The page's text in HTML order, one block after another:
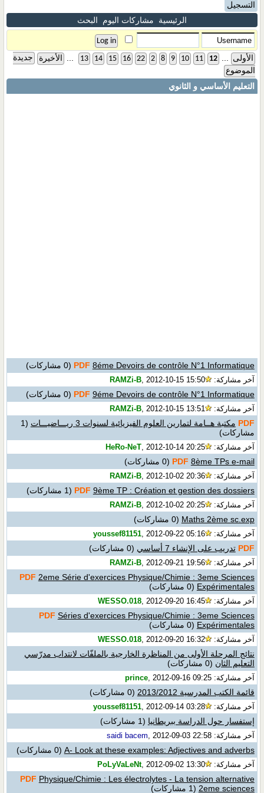
التسجيل
الرئيسية
مشاركات اليوم البحث
الأولى 2 8 9 10 11 12
13 14 15 16 22 الأخيرة
جديدة
الموضوع
التعليم الأساسي و الثانوي
PDF 8éme Devoirs de contrôle N°1 Informatique (0 مشاركات)
آخر مشاركة: RAMZi-B, 2012-10-15 15:50
PDF 9éme Devoirs de contrôle N°1 Informatique (0 مشاركات)
آخر مشاركة: RAMZi-B, 2012-10-15 13:51
PDF مكتبة هــامة لتمارين العلوم الفيزيائية لسنوات 3 ريـــاضيـــات
(1
مشاركات)
آخر مشاركة: HeRo-NeT, 2012-10-14 20:25
PDF 8ème TPs e-mail (0 مشاركات)
آخر مشاركة: RAMZi-B, 2012-10-02 20:36
PDF 9ème TP : Création et gestion des dossiers (1 مشاركات)
آخر مشاركة: RAMZi-B, 2012-10-02 20:25
Maths 2ème sc.exp (0 مشاركات)
آخر مشاركة: youssef81151, 2012-09-22 05:16
PDF تدريب على الإنشاء 7 أساسي (0 مشاركات)
آخر مشاركة: RAMZi-B, 2012-09-21 19:56
PDF 2eme Série d'exercices Physique/Chimie : 3eme Sciences
Expérimentales (0 مشاركات)
آخر مشاركة: WESSO.018, 2012-09-20 16:45
PDF Séries d'exercices Physique/Chimie : 3eme Sciences
Expérimentales (0 مشاركات)
آخر مشاركة: WESSO.018, 2012-09-20 16:32
نتائج المرحلة الأولى من المناظرة الخارجية بالملفّات لانتداب مدرّسي
التعليم الثان (0 مشاركات)
آخر مشاركة: prince, 2012-09-16 09:25
قائمة الكتب المدرسية 2013/2012 (0 مشاركات)
آخر مشاركة: youssef81151, 2012-09-14 03:28
إستفسار حول الدراسة ببريطانيا (1 مشاركات)
آخر مشاركة: saidi bacem, 2012-09-03 22:58
A- Look at these examples: Adjectives and adverbs (0 مشاركات)
آخر مشاركة: PoLyVaLeNt, 2012-09-02 13:30
PDF Physique/Chimie : Les électrolytes - La tension alternative
2eme sciences (1 مشاركات)